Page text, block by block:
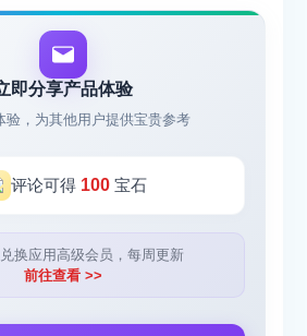
即分享产品体验
验，为其他用户提供宝贵参考
评论可得 100宝石
换应用高级会员，每周更新
前往查看 >>